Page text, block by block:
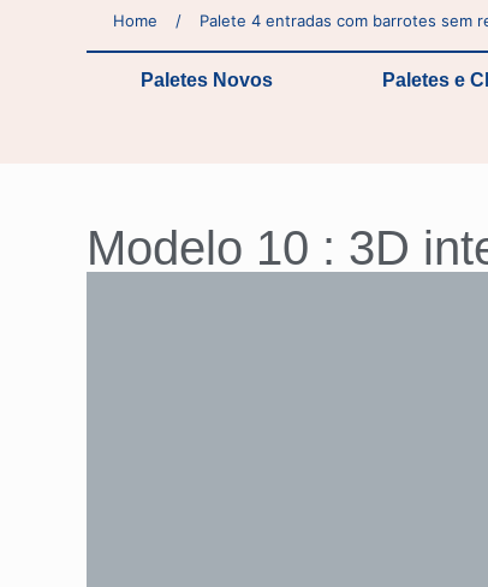
Home / Palete 4 entradas com barrotes sem
Paletes Novos Paletes e
Modelo 10 : 3D